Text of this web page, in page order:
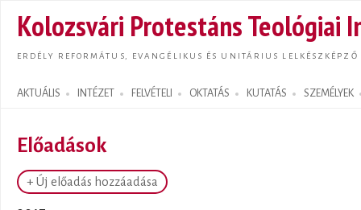
Kolozsvári Protestáns Teológiai
ERDÉLY REFORMÁTUS, EVANGÉLIKUS ÉS UNITÁRIUS LELKÉSZKÉPZŐ
AKTUÁLIS INTÉZET FELVÉTELI OKTATÁS KUTATÁS SZEMÉLYEK
Search form
Előadások
+ Új előadás hozzáadása